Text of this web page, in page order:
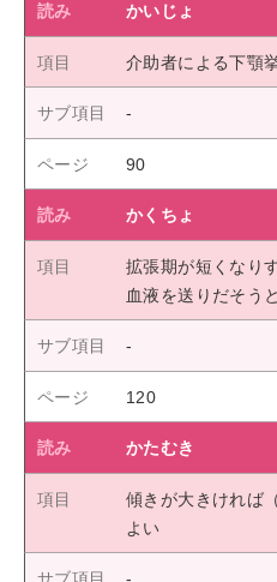
かいじょ
介助者による下顎
90
かくちょ
拡張期が短くなり
血液を送りだそう
120
かたむき
傾きが大きければ
よい